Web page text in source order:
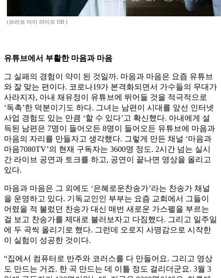
(브라보 마이 라이프 DB )
유튜브에서 부활한 마음과 마음
그 실패의 경험이 약이 된 것일까. 마음과 마음은 요즘 유튜브
와 잘 맞는 편이다. 코로나19가 본격화되면서 가수들의 무대가
사라지자, 아내 채유정이 유튜브에 뛰어들 것을 적극적으로
‘독촉’한 덕분이기도 하다. 그녀는 남편이 시대를 앞선 인터넷
사업 경험도 있는 만큼 ‘할 수 있다’고 확신했다. 아내에게 설
득된 남편은 7명이 들어오든 8명이 들어오든 유튜브에 마음과
마음의 자리를 만들자고 생각했다. 그렇게 만든 채널 ‘마음과
마음7080TV’의 현재 구독자는 3600명 정도. 2시간 넘는 실시
간 라이브 공연과 토크를 하고, 공연이 끝나면 영상을 올리고
있다.
마음과 마음은 그 외에도 ‘은혜로운찬송가’라는 찬송가 채널
을 운영하고 있다. 기독교인인 부부는 요즘 교회에서 그들이
어렸을 적 불렀던 찬송가 대신 매번 새로운 가스펠을 부르는
걸 보고 찬송가를 제대로 불러보자고 다짐했다. 그리고 일주일
에 두 곡씩 올리기로 했다. 그런데 오로지 사명감으로 시작한
이 실험이 성공한 것이다.
“집에서 컴퓨터로 반주와 코러스를 다 만들어요. 그리고 영상
도 만드는 거죠. 한 곡 만드는 데 이틀 정도 걸리더군요. 3월 3